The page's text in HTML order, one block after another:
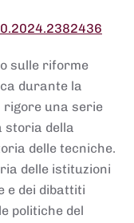
sulle riforme
durante la
rigore una serie
storia della
delle tecniche.
delle istituzioni
e dei dibattiti
politiche del